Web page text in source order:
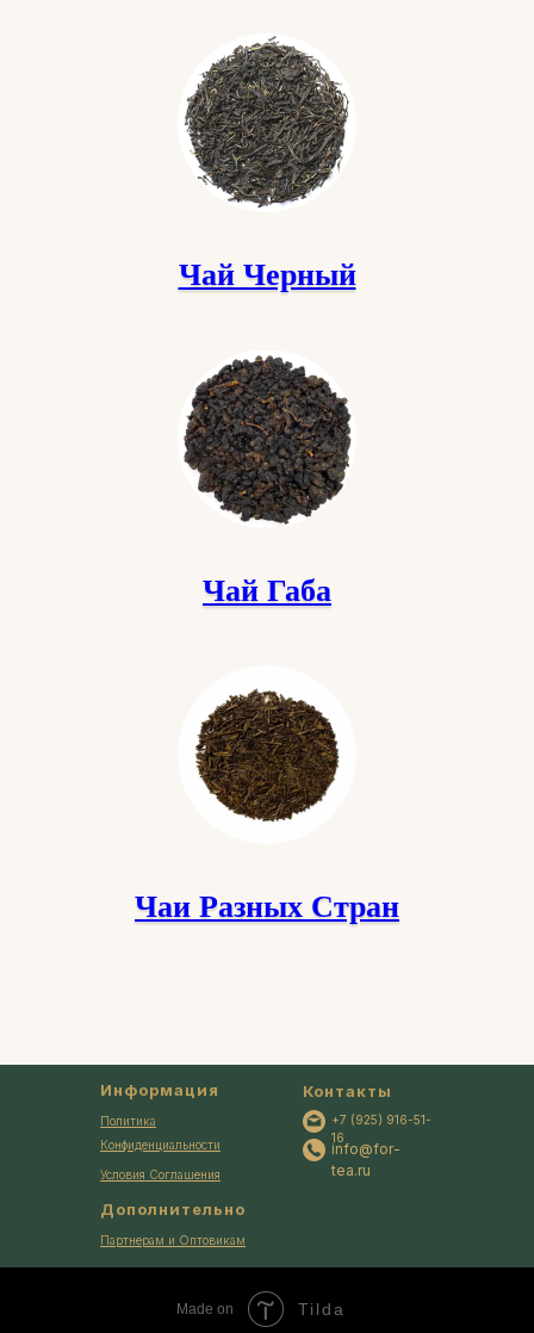
Чай Черный
Чай Габа
Чаи Разных Стран
Информация
Политика
Конфиденциальности
Дополнительно
Партнерам и Оптовикам
Контакты
Условия Соглашения
info@for-
tea.ru
+7 (925) 916-51-
16
Made on Tilda